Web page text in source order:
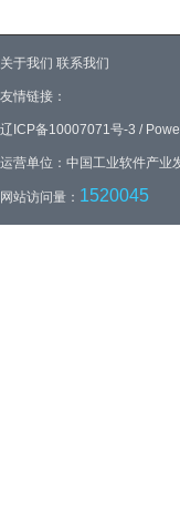
关于我们 联系我们
友情链接：
辽ICP备10007071号-3 /
运营单位：中国工业软件产业
网站访问量： 1520045